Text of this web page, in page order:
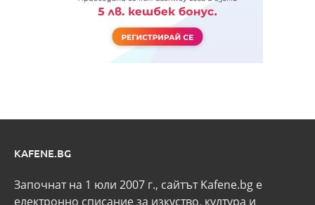
KAFENE.BG
Започнат на 1 юли 2007 г., сайтът Kafene.bg e
eлектронно списание за изкуство, култура и